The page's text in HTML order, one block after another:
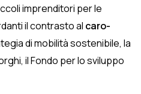
imprenditori per le
il contrasto al caro-
di mobilità sostenibile, la
il Fondo per lo sviluppo